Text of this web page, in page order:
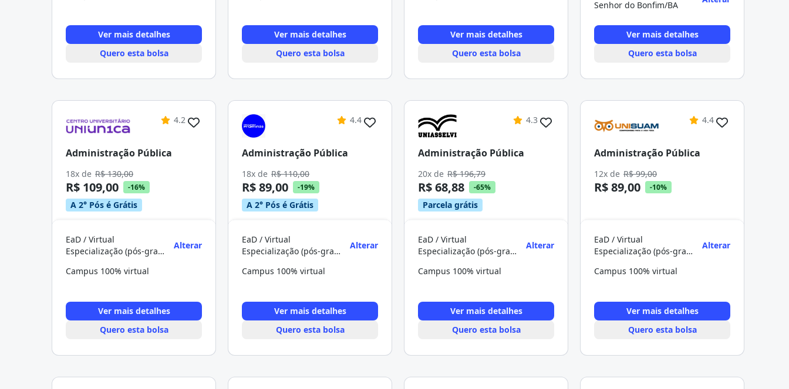
Ver mais detalhes
Quero esta bolsa
Ver mais detalhes
Quero esta bolsa
Ver mais detalhes
Quero esta bolsa
Senhor do Bonfim/BA
Ver mais detalhes
Quero esta bolsa
4.2
Administração Pública
18x de R$ 130,00
R$ 109,00 -16%
A 2° Pós é Grátis
EaD / Virtual
Especialização (pós-graduação)
Alterar
Campus 100% virtual
Ver mais detalhes
Quero esta bolsa
4.4
Administração Pública
18x de R$ 110,00
R$ 89,00 -19%
A 2° Pós é Grátis
EaD / Virtual
Especialização (pós-graduação)
Alterar
Campus 100% virtual
Ver mais detalhes
Quero esta bolsa
4.3
Administração Pública
20x de R$ 196,79
R$ 68,88 -65%
Parcela grátis
EaD / Virtual
Especialização (pós-graduação)
Alterar
Campus 100% virtual
Ver mais detalhes
Quero esta bolsa
4.4
Administração Pública
12x de R$ 99,00
R$ 89,00 -10%
EaD / Virtual
Especialização (pós-graduação)
Alterar
Campus 100% virtual
Ver mais detalhes
Quero esta bolsa